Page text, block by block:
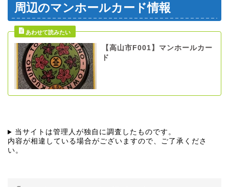
周辺のマンホールカード情報
【高山市F001】マンホールカー
ド
当サイトは管理人が独自に調査したものです。
内容が相違している場合がございますので、ご了承くださ
い。